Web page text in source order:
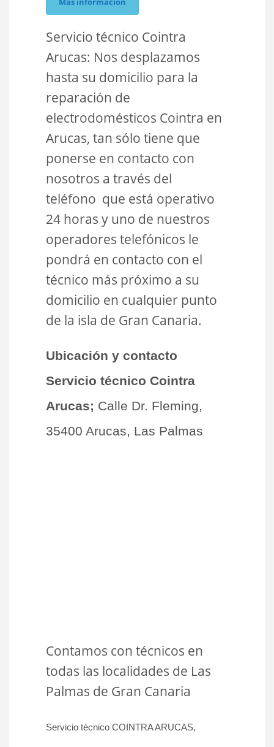
Servicio técnico Cointra
Arucas: Nos desplazamos
hasta su domicilio para la
reparación de
electrodomésticos Cointra en
Arucas, tan sólo tiene que
ponerse en contacto con
nosotros a través del
teléfono que está operativo
24 horas y uno de nuestros
operadores telefónicos le
pondrá en contacto con el
técnico más próximo a su
domicilio en cualquier punto
de la isla de Gran Canaria.
Ubicación y contacto
Servicio técnico Cointra
Arucas; Calle Dr. Fleming,
35400 Arucas, Las Palmas
Contamos con técnicos en
todas las localidades de Las
Palmas de Gran Canaria
Servicio técnico COINTRA ARUCAS,